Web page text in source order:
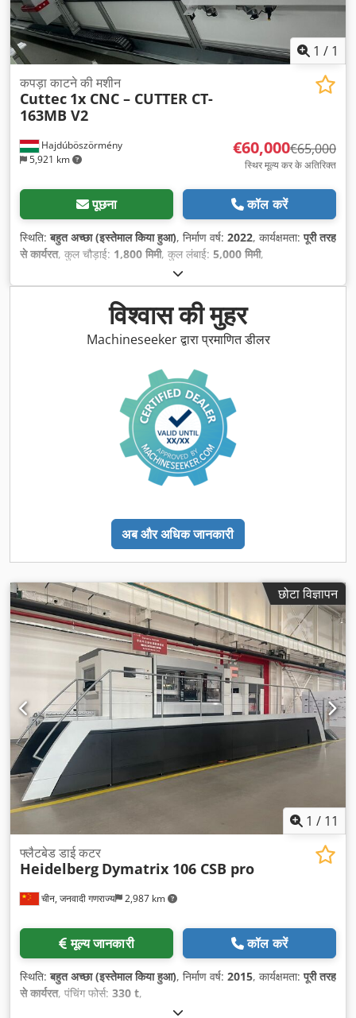
1 / 1
Hajdúböszörmény
5,921 km
कपड़ा काटने की मशीन
Cuttec 1x CNC – CUTTER CT-
163MB V2
€60,000€65,000
स्थिर मूल्य कर के अतिरिक्त
पूछना कॉल करें
स्थिति:बहुत अच्छा (इस्तेमाल किया हुआ), निर्माण वर्ष: 2022, कार्यक्षमता:पूरी तरह
से कार्यरत, कुल चौड़ाई: 1,800 मिमी, कुल लंबाई: 5,000 मिमी,
विश्वास की मुहर
Machineseeker द्वारा प्रमाणित डीलर
अब और अधिक जानकारी
छोटा विज्ञापन
1 / 11
चीन, जनवादी गणराज्य 2,987 km
फ्लैटबेड डाई कटर
Heidelberg Dymatrix 106 CSB pro
मूल्य जानकारी कॉल करें
स्थिति:बहुत अच्छा (इस्तेमाल किया हुआ), निर्माण वर्ष: 2015, कार्यक्षमता:पूरी तरह
से कार्यरत, पंचिंग फोर्स: 330 t,